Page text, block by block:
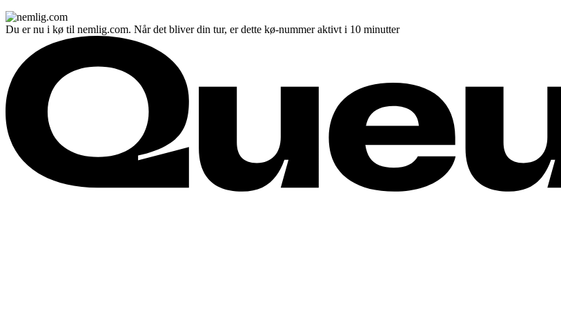
Du er nu i kø til nemlig.com. Når det bliver din tur, er dette kø-nummer aktivt i 10 minutter